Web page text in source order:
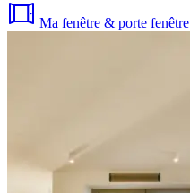
Ma fenêtre & porte fenêtre